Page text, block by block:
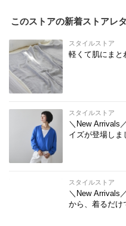
このストアの新着ストアレ
スタイルストア
軽くて肌にまと
スタイルストア
＼New Arrivals
イズが登場しま
スタイルストア
＼New Arrivals
から、着るだけ